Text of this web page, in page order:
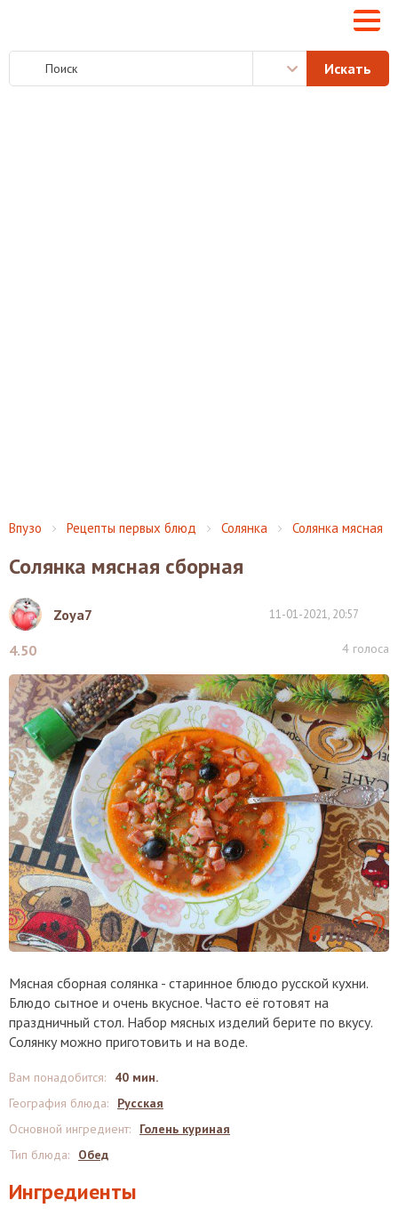
Впузо Рецепты первых блюд Солянка Солянка мясная
Солянка мясная сборная
Zoya7 11-01-2021, 20:57
4.50 4 голоса
Мясная сборная солянка - старинное блюдо русской кухни.
Блюдо сытное и очень вкусное. Часто её готовят на
праздничный стол. Набор мясных изделий берите по вкусу.
Солянку можно приготовить и на воде.
Ингредиенты
Вам понадобится:
40 мин.
География блюда:
Русская
Основной ингредиент:
Голень куриная
Тип блюда: Обед